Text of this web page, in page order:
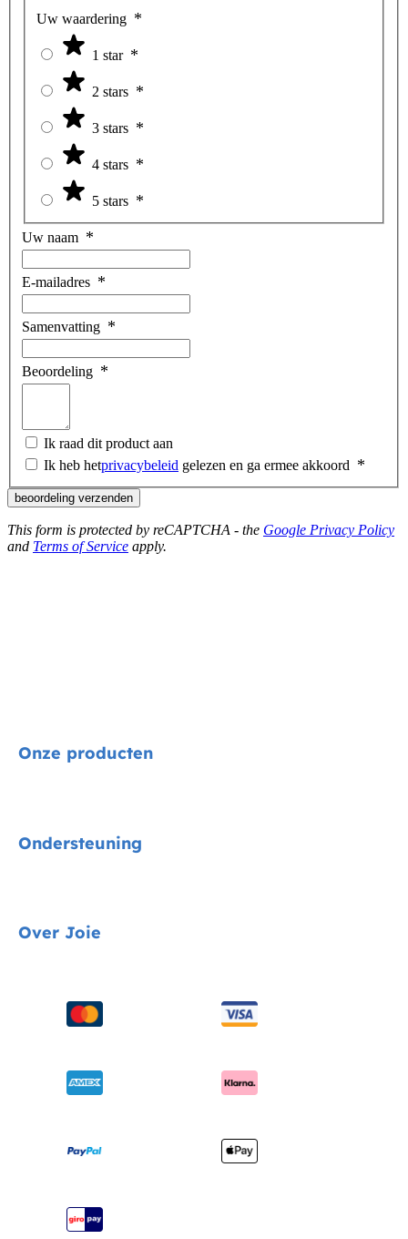
Uw waardering
1 star
2 stars
3 stars
4 stars
5 stars
Uw naam
E-mailadres
Samenvatting
Beoordeling
Ik raad dit product aan
Ik heb hetprivacybeleid gelezen en ga ermee akkoord
beoordeling verzenden
This form is protected by reCAPTCHA - the Google Privacy Policy
and Terms of Service apply.
Onze producten
Kinderstoelen
Wiegen & ledikanten
Ondersteuning
Productondersteuning
Compatibele producten
Garantie
Sitemap
Over Joie
Over ons
Onderscheidingen
Je product registreren